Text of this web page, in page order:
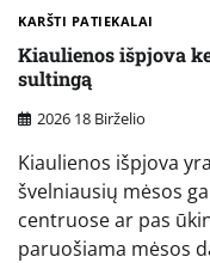
KARŠTI PATIEKALAI
Kiaulienos išpjova
sultingą
2026 18 Birželio
Kiaulienos išpjova
švelniausių mėsos
centruose ar pas
paruošiama mėsos